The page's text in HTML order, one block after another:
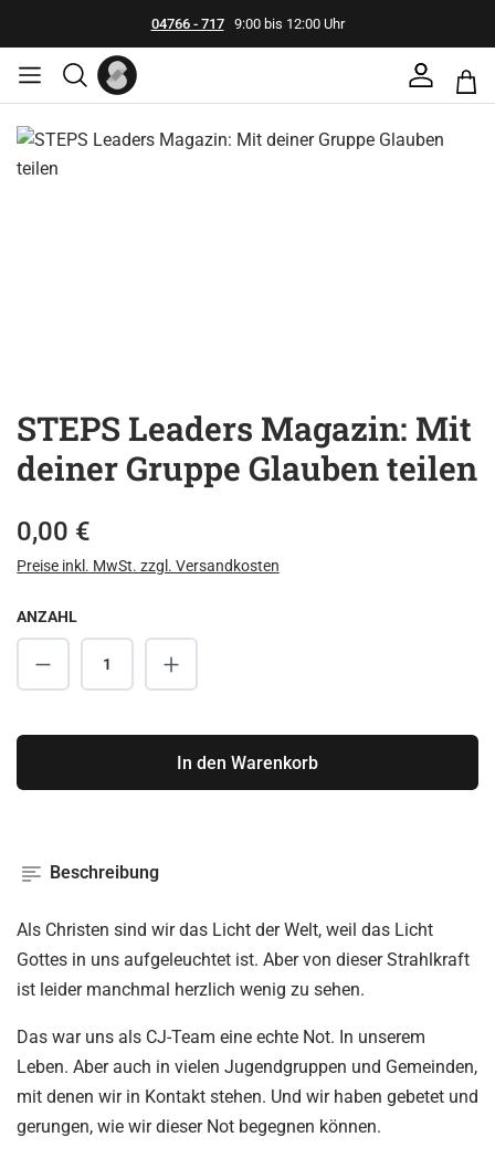
04766 - 7179:00 bis 12:00 Uhr
Bildergalerie überspringen
STEPS Leaders Magazin: Mit
deiner Gruppe Glauben teilen
Regulärer Preis:
0,00 €
Preise inkl. MwSt. zzgl. Versandkosten
ANZAHL
Produkt Anzahl: Gib den gewünschten
In den Warenkorb
Beschreibung
Als Christen sind wir das Licht der Welt, weil das Licht
Gottes in uns aufgeleuchtet ist. Aber von dieser Strahlkraft
ist leider manchmal herzlich wenig zu sehen.
Das war uns als CJ-Team eine echte Not. In unserem
Leben. Aber auch in vielen Jugendgruppen und Gemeinden,
mit denen wir in Kontakt stehen. Und wir haben gebetet und
gerungen, wie wir dieser Not begegnen können.